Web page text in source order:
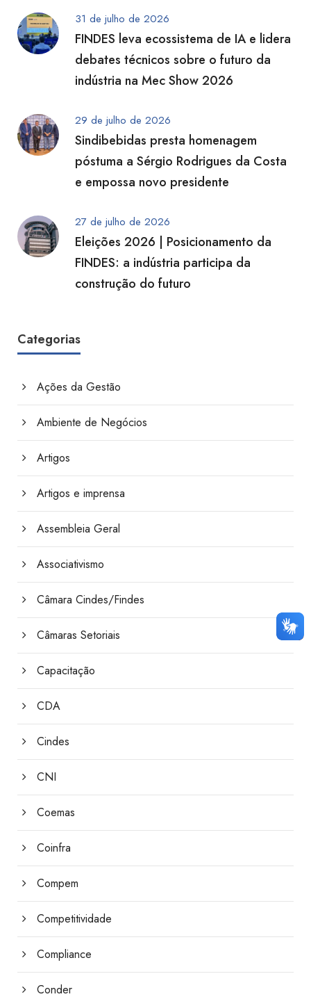
31 de julho de 2026
FINDES leva ecossistema de IA e lidera
debates técnicos sobre o futuro da
indústria na Mec Show 2026
29 de julho de 2026
Sindibebidas presta homenagem
póstuma a Sérgio Rodrigues da Costa
e empossa novo presidente
27 de julho de 2026
Eleições 2026 | Posicionamento da
FINDES: a indústria participa da
construção do futuro
Categorias
Ações da Gestão
Ambiente de Negócios
Artigos
Artigos e imprensa
Assembleia Geral
Associativismo
Câmara Cindes/Findes
Câmaras Setoriais
Capacitação
CDA
Cindes
CNI
Coemas
Coinfra
Compem
Competitividade
Compliance
Conder